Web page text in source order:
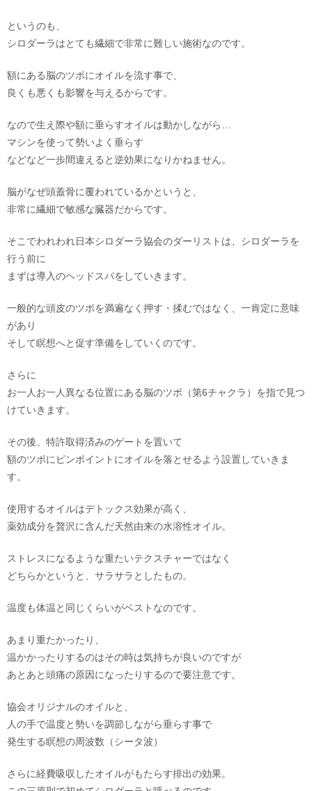
というのも、
シロダーラはとても繊細で非常に難しい施術なのです。
額にある脳のツボにオイルを流す事で、
良くも悪くも影響を与えるからです。
なので生え際や額に垂らすオイルは動かしながら…
マシンを使って勢いよく垂らす
などなど一歩間違えると逆効果になりかねません。
脳がなぜ頭蓋骨に覆われているかというと、
非常に繊細で敏感な臓器だからです。
そこでわれわれ日本シロダーラ協会のダーリストは、シロダーラを
行う前に
まずは導入のヘッドスパをしていきます。
一般的な頭皮のツボを満遍なく押す・揉むではなく、一肯定に意味
があり
そして瞑想へと促す準備をしていくのです。
さらに
お一人お一人異なる位置にある脳のツボ（第6チャクラ）を指で見つ
けていきます。
その後、特許取得済みのゲートを置いて
額のツボにピンポイントにオイルを落とせるよう設置していきま
す。
使用するオイルはデトックス効果が高く、
薬効成分を贅沢に含んだ天然由来の水溶性オイル。
ストレスになるような重たいテクスチャーではなく
どちらかというと、サラサラとしたもの。
温度も体温と同じくらいがベストなのです。
あまり重たかったり、
温かかったりするのはその時は気持ちが良いのですが
あとあと頭痛の原因になったりするので要注意です。
協会オリジナルのオイルと、
人の手で温度と勢いを調節しながら垂らす事で
発生する瞑想の周波数（シータ波）
さらに経費吸収したオイルがもたらす排出の効果。